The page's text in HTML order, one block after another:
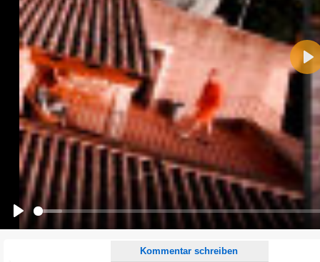
Play
Kommentar schreiben
Name:
E-Mail-Adresse (optional):
Kommentar:
Alle HTML-Tags außer <br>, <strike> und <i> werden aus Deinem Kommentar entfernt.
URLs werden automatisch umgewandelt. Bitte verwende "www." oder "http://" in URLs
Ich möchte eine E-Mail, wenn zu meinem Kommentar Antworten erscheinen.
Ich möchte eine E-Mail, wenn auf dieser Seite weitere Kommentare erscheinen.